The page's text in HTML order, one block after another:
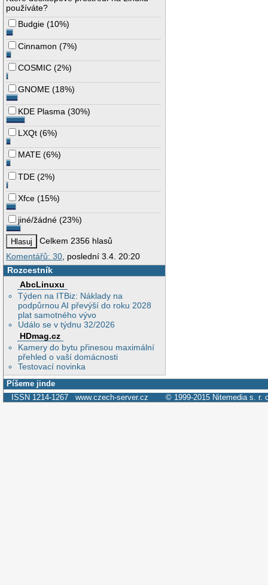
používáte?
Budgie (10%)
Cinnamon (7%)
COSMIC (2%)
GNOME (18%)
KDE Plasma (30%)
LXQt (6%)
MATE (6%)
TDE (2%)
Xfce (15%)
jiné/žádné (23%)
Celkem 2356 hlasů
Komentářů: 30 , poslední 3.4. 20:20
Rozcestník
AbcLinuxu
Týden na ITBiz: Náklady na
podpůrnou AI převýší do roku 2028
plat samotného vývo
Událo se v týdnu 32/2026
HDmag.cz
Kamery do bytu přinesou maximální
přehled o vaší domácnosti
Testovací novinka
Píšeme jinde
ISSN 1214-1267 www.czech-server.cz © 1999-2015 Nitemedia s. r.